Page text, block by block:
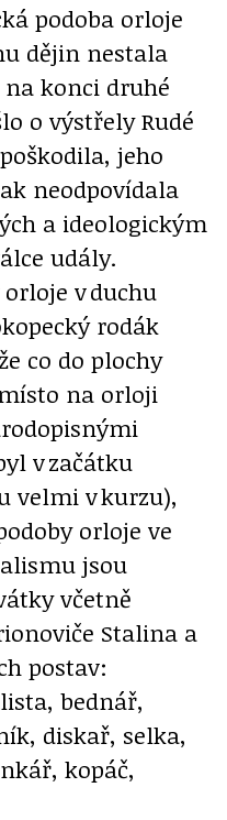
podoba orloje
dějin nestala
konci druhé
o výstřely Rudé
jeho
neodpovídala
a ideologickým
udály.
v duchu
rodák
co do plochy
na orloji
v začátku
velmi v kurzu),
orloje ve
jsou
včetně
Stalina a
postav:
bednář,
diskař, selka,
kopáč,